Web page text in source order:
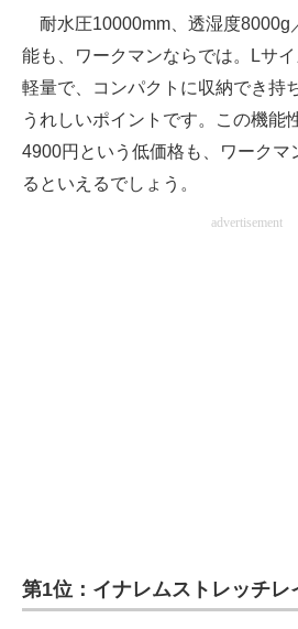
耐水圧10000mm、透湿度8000g
能も、ワークマンならでは。Lサ
軽量で、コンパクトに収納でき持
うれしいポイントです。この機能
4900円という低価格も、ワークマ
るといえるでしょう。
advertisement
第1位：イナレムストレッチレ